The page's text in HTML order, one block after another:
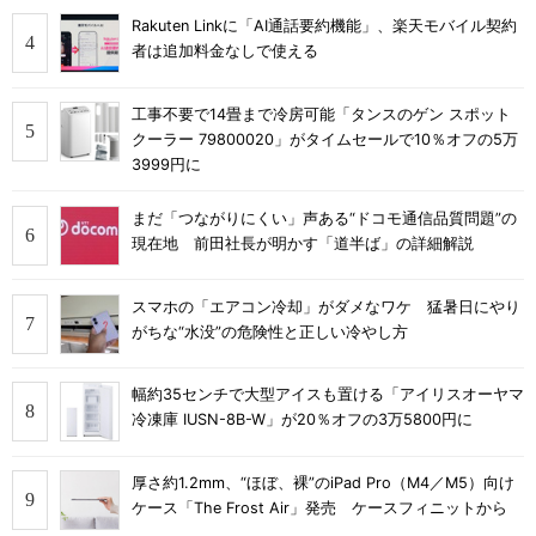
Rakuten Linkに「AI通話要約機能」、楽天モバイル契約
者は追加料金なしで使える
工事不要で14畳まで冷房可能「タンスのゲン スポット
クーラー 79800020」がタイムセールで10％オフの5万
3999円に
まだ「つながりにくい」声ある“ドコモ通信品質問題”の
現在地 前田社長が明かす「道半ば」の詳細解説
スマホの「エアコン冷却」がダメなワケ 猛暑日にやり
がちな“水没”の危険性と正しい冷やし方
幅約35センチで大型アイスも置ける「アイリスオーヤマ
冷凍庫 IUSN-8B-W」が20％オフの3万5800円に
厚さ約1.2mm、“ほぼ、裸”のiPad Pro（M4／M5）向け
ケース「The Frost Air」発売 ケースフィニットから